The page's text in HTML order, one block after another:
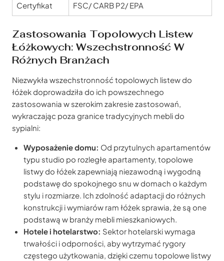
Certyfikat FSC/ CARB P2/ EPA
Zastosowania Topolowych Listew
Łóżkowych: Wszechstronność W
Różnych Branżach
Niezwykła wszechstronność topolowych listew do
łóżek doprowadziła do ich powszechnego
zastosowania w szerokim zakresie zastosowań,
wykraczając poza granice tradycyjnych mebli do
sypialni:
Wyposażenie domu: Od przytulnych apartamentów
typu studio po rozległe apartamenty, topolowe
listwy do łóżek zapewniają niezawodną i wygodną
podstawę do spokojnego snu w domach o każdym
stylu i rozmiarze. Ich zdolność adaptacji do różnych
konstrukcji i wymiarów ram łóżek sprawia, że są one
podstawą w branży mebli mieszkaniowych.
Hotele i hotelarstwo: Sektor hotelarski wymaga
trwałości i odporności, aby wytrzymać rygory
częstego użytkowania, dzięki czemu topolowe listwy